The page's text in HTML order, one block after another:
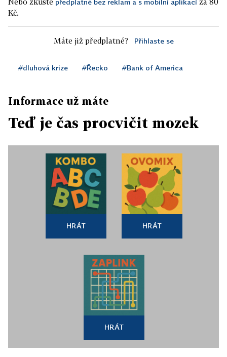
předplatné bez reklam a s mobilní aplikací
Kč.
Máte již předplatné? Přihlaste se
#dluhová krize #Řecko #Bank of America
Informace už máte
Teď je čas procvičit mozek
HRÁT HRÁT
HRÁT